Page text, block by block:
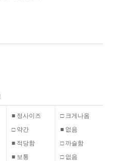
■ 정사이즈
□ 크게나옴
□ 약간
■ 없음
■ 적당함
□ 까슬함
■ 보통
□ 없음